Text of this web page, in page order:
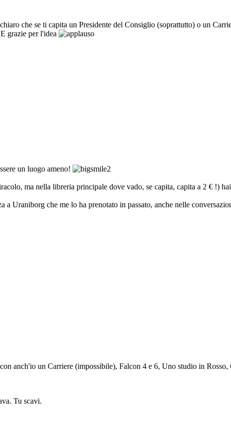
che se ti capita un Presidente del Consiglio (soprattutto) o un
grazie per l'idea
un luogo ameno!
ma nella libreria principale dove vado, se capita, capita a 2 € !)
a Uraniborg che me lo ha prenotato in passato, anche nelle
anch'io un Carriere (impossibile), Falcon 4 e 6, Uno studio in
Tu scavi.